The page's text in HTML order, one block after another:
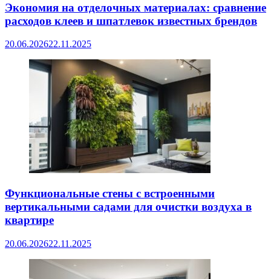
Экономия на отделочных материалах: сравнение
расходов клеев и шпатлевок известных брендов
20.06.202622.11.2025
Функциональные стены с встроенными
вертикальными садами для очистки воздуха в
квартире
20.06.202622.11.2025